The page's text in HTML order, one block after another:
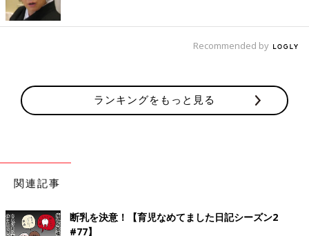
Recommended by
ランキングをもっと見る
関連記事
断乳を決意！【育児なめてました日記シーズン2
#77】